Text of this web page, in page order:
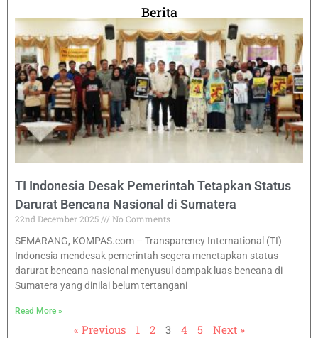
Berita
TI Indonesia Desak Pemerintah Tetapkan Status
Darurat Bencana Nasional di Sumatera
22nd December 2025
No Comments
SEMARANG, KOMPAS.com – Transparency International (TI)
Indonesia mendesak pemerintah segera menetapkan status
darurat bencana nasional menyusul dampak luas bencana di
Sumatera yang dinilai belum tertangani
Read More »
« Previous 1 2 3 4 5 Next »